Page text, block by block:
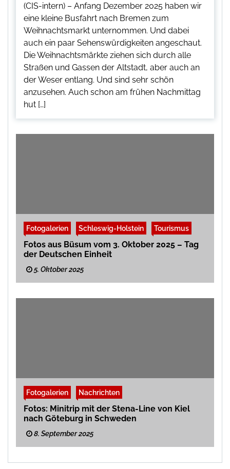
(CIS-intern) – Anfang Dezember 2025 haben wir
eine kleine Busfahrt nach Bremen zum
Weihnachtsmarkt unternommen. Und dabei
auch ein paar Sehenswürdigkeiten angeschaut.
Die Weihnachtsmärkte ziehen sich durch alle
Straßen und Gassen der Altstadt, aber auch an
der Weser entlang. Und sind sehr schön
anzusehen. Auch schon am frühen Nachmittag
hut […]
Fotogalerien Schleswig-Holstein Tourismus
Fotos aus Büsum vom 3. Oktober 2025 – Tag
der Deutschen Einheit
5. Oktober 2025
Fotogalerien Nachrichten
Fotos: Minitrip mit der Stena-Line von Kiel
nach Göteburg in Schweden
8. September 2025